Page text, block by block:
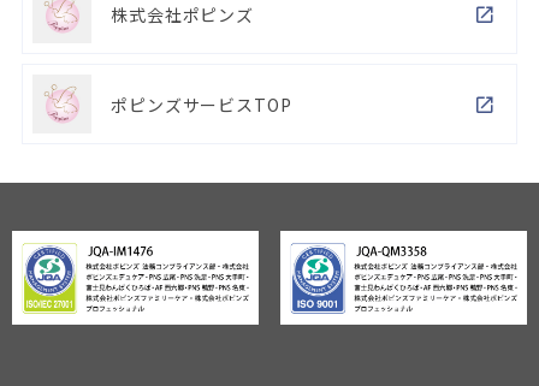
株式会社ポピンズ
ポピンズサービスTOP